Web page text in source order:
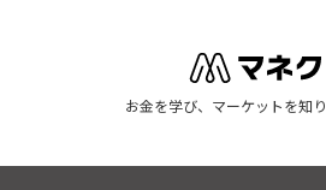
お金を学び、マーケットを知